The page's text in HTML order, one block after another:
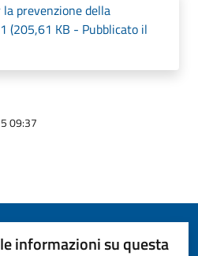
prevenzione della
(205,61 KB - Pubblicato il
09:37
informazioni su questa